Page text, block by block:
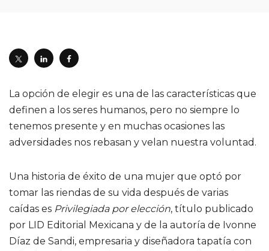
La opción de elegir es una de las características que
definen a los seres humanos, pero no siempre lo
tenemos presente y en muchas ocasiones las
adversidades nos rebasan y velan nuestra voluntad.
Una historia de éxito de una mujer que optó por
tomar las riendas de su vida después de varias
caídas es Privilegiada por elección, título publicado
por LID Editorial Mexicana y de la autoría de Ivonne
Díaz de Sandi, empresaria y diseñadora tapatía con